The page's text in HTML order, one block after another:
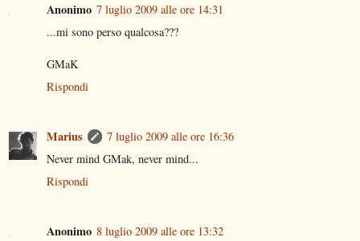
Anonimo 7 luglio 2009 alle ore 14:31
...mi sono perso qualcosa???
GMaK
Rispondi
Marius
7 luglio 2009 alle ore 16:36
Never mind GMak, never mind...
Rispondi
Anonimo 8 luglio 2009 alle ore 13:32